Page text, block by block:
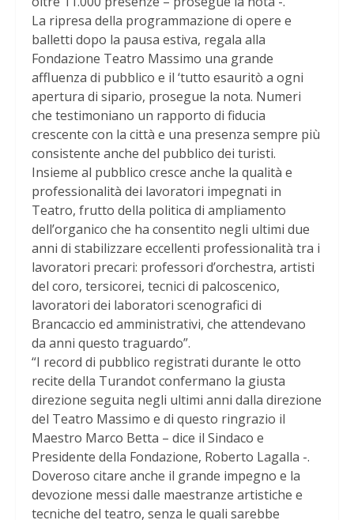
La ripresa della programmazione di opere e
balletti dopo la pausa estiva, regala alla
Fondazione Teatro Massimo una grande
affluenza di pubblico e il ‘tutto esauritò a ogni
apertura di sipario, prosegue la nota. Numeri
che testimoniano un rapporto di fiducia
crescente con la città e una presenza sempre più
consistente anche del pubblico dei turisti.
Insieme al pubblico cresce anche la qualità e
professionalità dei lavoratori impegnati in
Teatro, frutto della politica di ampliamento
dell’organico che ha consentito negli ultimi due
anni di stabilizzare eccellenti professionalità tra i
lavoratori precari: professori d’orchestra, artisti
del coro, tersicorei, tecnici di palcoscenico,
lavoratori dei laboratori scenografici di
Brancaccio ed amministrativi, che attendevano
da anni questo traguardo”.
“I record di pubblico registrati durante le otto
recite della Turandot confermano la giusta
direzione seguita negli ultimi anni dalla direzione
del Teatro Massimo e di questo ringrazio il
Maestro Marco Betta – dice il Sindaco e
Presidente della Fondazione, Roberto Lagalla -.
Doveroso citare anche il grande impegno e la
devozione messi dalle maestranze artistiche e
tecniche del teatro, senza le quali sarebbe